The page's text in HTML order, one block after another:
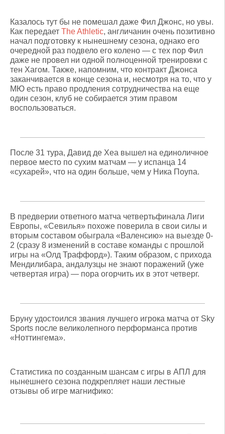
Казалось тут бы не помешал даже Фил Джонс, но увы.
Как передает The Athletic, англичанин очень позитивно
начал подготовку к нынешнему сезона, однако его
очередной раз подвело его колено — с тех пор Фил
даже не провел ни одной полноценной тренировки с
тен Хагом. Также, напомним, что контракт Джонса
заканчивается в конце сезона и, несмотря на то, что у
МЮ есть право продления сотрудничества на еще
один сезон, клуб не собирается этим правом
воспользоваться.
После 31 тура, Давид де Хеа вышел на единоличное
первое место по сухим матчам — у испанца 14
«сухарей», что на один больше, чем у Ника Поупа.
В предверии ответного матча четвертьфинала Лиги
Европы, «Севилья» похоже поверила в свои силы и
вторым составом обыграла «Валенсию» на выезде 0-
2 (сразу 8 изменений в составе команды с прошлой
игры на «Олд Траффорд»). Таким образом, с прихода
Мендилибара, андалузцы не знают поражений (уже
четвертая игра) — пора огорчить их в этот четверг.
Бруну удостоился звания лучшего игрока матча от Sky
Sports после великолепного перформанса против
«Ноттингема».
Статистика по созданным шансам с игры в АПЛ для
нынешнего сезона подкрепляет наши лестные
отзывы об игре магнифико: